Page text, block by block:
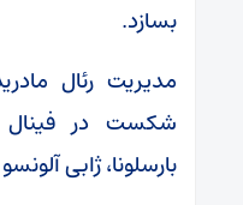
بسازد.
مدیریت رئال
شکست در فینال
بارسلونا، ژابی